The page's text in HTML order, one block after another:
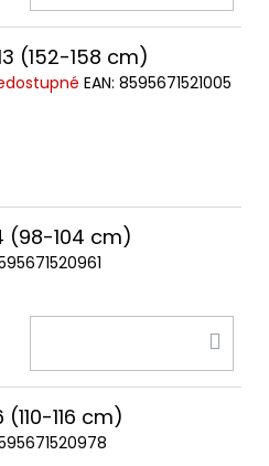
(152-158 cm)
EAN: 8595671521005
(98-104 cm)
116 cm)